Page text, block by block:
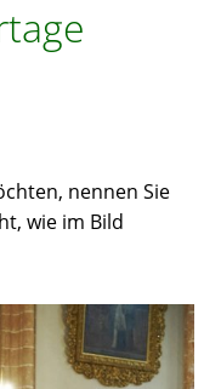
nennen Sie
wie im Bild